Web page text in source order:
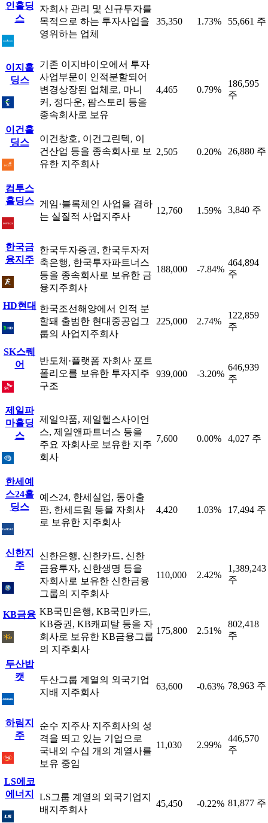
인홀딩
스
자회사 관리 및 신규투자를
목적으로 하는 투자사업을
영위하는 업체
35,350 1.73% 55,661 주
이지홀
딩스
기존 이지바이오에서 투자
사업부문이 인적분할되어
변경상장된 업체로, 마니
커, 정다운, 팜스토리 등을
종속회사로 보유
4,465 0.79%
186,595
주
이건홀
딩스
이건창호, 이건그린텍, 이
건산업 등을 종속회사로 보
유한 지주회사
2,505 0.20% 26,880 주
컴투스
홀딩스 게임·블록체인 사업을 겸하
는 실질적 사업지주사
12,760 1.59% 3,840 주
한국금
융지주
한국투자증권, 한국투자저
축은행, 한국투자파트너스
등을 종속회사로 보유한 금
융지주회사
188,000 -7.84%
464,894
주
HD현대 한국조선해양에서 인적 분
할돼 출범한 현대중공업그
룹의 사업지주회사
225,000 2.74%
122,859
주
SK스퀘
어
반도체·플랫폼 자회사 포트
폴리오를 보유한 투자지주
구조
939,000 -3.20%
646,939
주
제일파
마홀딩
스
제일약품, 제일헬스사이언
스, 제일앤파트너스 등을
주요 자회사로 보유한 지주
회사
7,600 0.00% 4,027 주
한세예
스24홀
딩스
예스24, 한세실업, 동아출
판, 한세드림 등을 자회사
로 보유한 지주회사
4,420 1.03% 17,494 주
신한지
주
신한은행, 신한카드, 신한
금융투자, 신한생명 등을
자회사로 보유한 신한금융
그룹의 지주회사
110,000 2.42%
1,389,243
주
KB금융 KB국민은행, KB국민카드,
KB증권, KB캐피탈 등을 자
회사로 보유한 KB금융그룹
의 지주회사
175,800 2.51%
802,418
주
두산밥
캣
두산그룹 계열의 외국기업
지배 지주회사
63,600 -0.63% 78,963 주
하림지
주
순수 지주사 지주회사의 성
격을 띄고 있는 기업으로
국내외 수십 개의 계열사를
보유 중임
11,030 2.99%
446,570
주
LS에코
에너지
LS그룹 계열의 외국기업지
배지주회사
45,450 -0.22% 81,877 주